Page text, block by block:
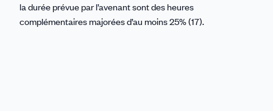
la durée prévue par l’avenant sont des heures
complémentaires majorées d’au moins 25% (17).